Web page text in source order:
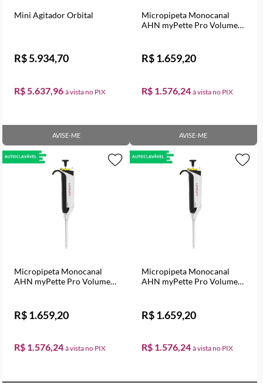
Mini Agitador Orbital
R$ 5.637,96
R$ 5.934,70
AVISE-ME
Micropipeta Monocanal
AHN myPette Pro Volume
R$ 1.576,24
R$ 1.659,20
AVISE-ME
Micropipeta Monocanal
AHN myPette Pro Volume
R$ 1.576,24
R$ 1.659,20
Micropipeta Monocanal
AHN myPette Pro Volume
R$ 1.576,24
R$ 1.659,20